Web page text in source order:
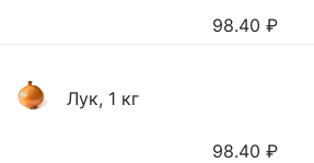
98.40 ₽
Лук, 1 кг
98.40 ₽